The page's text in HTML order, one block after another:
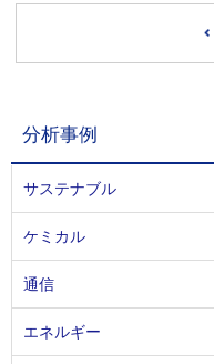
分析事例
サステナブル
ケミカル
通信
エネルギー